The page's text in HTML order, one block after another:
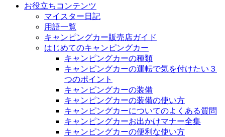
お役立ちコンテンツ
マイスター日記
用語一覧
キャンピングカー販売店ガイド
はじめてのキャンピングカー
キャンピングカーの種類
キャンピングカーの運転で気を付けたい３
つのポイント
キャンピングカーの装備
キャンピングカーの装備の使い方
キャンピングカーについてのよくある質問
キャンピングカーお出かけマナー全集
キャンピングカーの便利な使い方